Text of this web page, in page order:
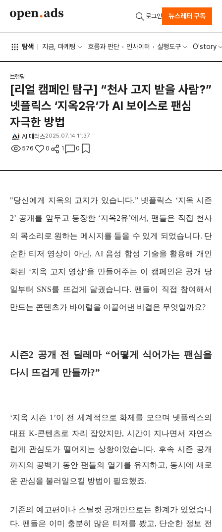
탐색 지금, 마케팅 흐름과 판단 인사이터 실행도구 O'story
로그인 뉴스레터 구독
브랜딩
[리얼 캠페인 탐구] “천사 고지 받을 사람?”
넷플릭스 ‘지옥2유’가 AI 보이스로 팬심
자극한 방법
AI 매터스2025.07.14 11:37
576 0 1 0
"당신에게 지옥의 고지가 있습니다.” 넷플릭스 ‘지옥 시즌
2’ 공개를 앞두고 등장한 ‘지옥2유’에서, 팬들은 직접 천사
의 목소리로 원하는 메시지를 들을 수 있게 되었습니다. 단
순한 티저 영상이 아닌, AI 음성 합성 기술을 활용해 개인
화된 ‘지옥 고지 영상’을 만들어주는 이 캠페인은 공개 당
일부터 SNS를 뜨겁게 달궜습니다. 팬들이 직접 참여해서
만드는 콘텐츠가 바이럴을 이끌어낸 비결은 무엇일까요?
시즌2 공개 전 딜레마 “어떻게 식어가는 팬심을
다시 뜨겁게 만들까?”
‘지옥 시즌 1’이 전 세계적으로 화제를 모으며 넷플릭스의
대표 K-콘텐츠로 자리 잡았지만, 시간이 지나면서 자연스
럽게 관심도가 떨어지는 상황이었습니다. 후속 시즌 공개
까지의 공백기 동안 팬들의 열기를 유지하고, 동시에 새로
운 관심을 불러일으킬 방법이 필요했죠.
기존의 예고편이나 스틸컷 공개만으로는 한계가 있었습니
다. 팬들은 이미 충분히 많은 티저를 봤고, 단순한 정보 전